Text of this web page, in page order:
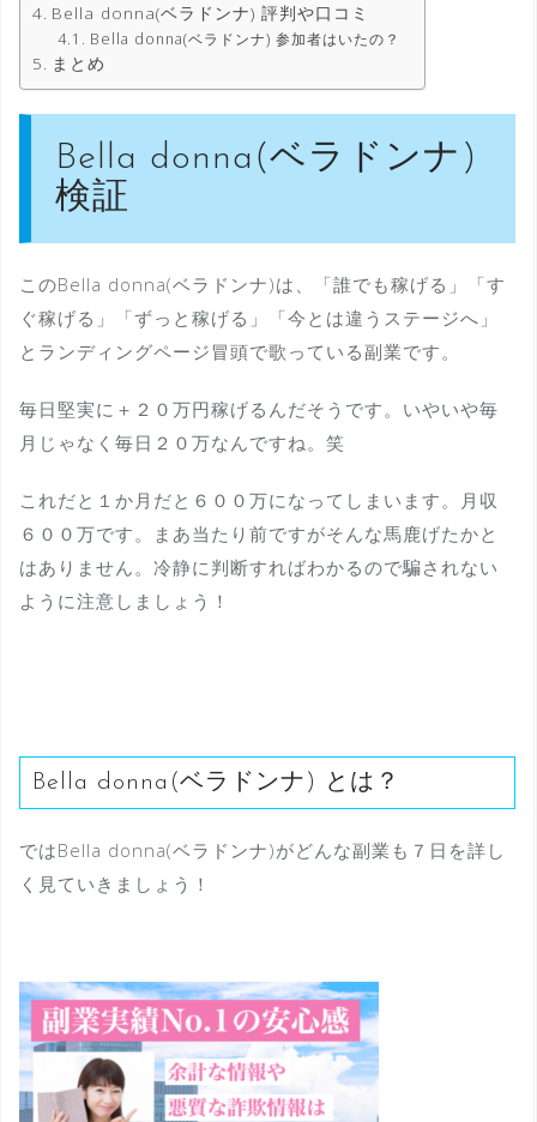
Bella donna(ベラドンナ) 評判や口コミ
Bella donna(ベラドンナ) 参加者はいたの？
まとめ
Bella donna(ベラドンナ)
検証
このBella donna(ベラドンナ)は、「誰でも稼げる」「す
ぐ稼げる」「ずっと稼げる」「今とは違うステージへ」
とランディングページ冒頭で歌っている副業です。
毎日堅実に＋２０万円稼げるんだそうです。いやいや毎
月じゃなく毎日２０万なんですね。笑
これだと１か月だと６００万になってしまいます。月収
６００万です。まあ当たり前ですがそんな馬鹿げたかと
はありません。冷静に判断すればわかるので騙されない
ように注意しましょう！
Bella donna(ベラドンナ) とは？
ではBella donna(ベラドンナ)がどんな副業も７日を詳し
く見ていきましょう！